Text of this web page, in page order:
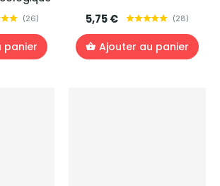
(26)
panier
5,75 € (28)
Ajouter au panier